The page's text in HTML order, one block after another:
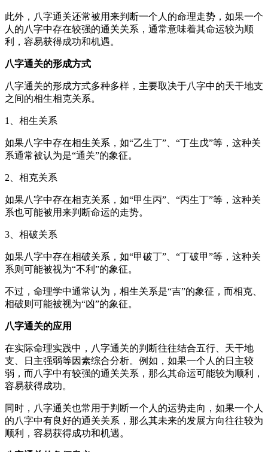
此外，八字通关还常被用来判断一个人的命理走势，如果一个
人的八字中存在较强的通关关系，通常意味着其命运较为顺
利，容易获得成功和机遇。
八字通关的形成方式
八字通关的形成方式多种多样，主要取决于八字中的天干地支
之间的相生相克关系。
1、相生关系
如果八字中存在相生关系，如“乙生丁”、“丁生戊”等，这种关
系通常被认为是“通关”的象征。
2、相克关系
如果八字中存在相克关系，如“甲生丙”、“丙生丁”等，这种关
系也可能被用来判断命运的走势。
3、相破关系
如果八字中存在相破关系，如“甲破丁”、“丁破甲”等，这种关
系则可能被视为“不利”的象征。
不过，命理学中通常认为，相生关系是“吉”的象征，而相克、
相破则可能被视为“凶”的象征。
八字通关的应用
在实际命理实践中，八字通关的判断往往结合五行、天干地
支、日主强弱等因素综合分析。例如，如果一个人的日主较
弱，而八字中有较强的通关关系，那么其命运可能较为顺利，
容易获得成功。
同时，八字通关也常用于判断一个人的运势走向，如果一个人
的八字中有良好的通关关系，那么其未来的发展方向往往较为
顺利，容易获得成功和机遇。